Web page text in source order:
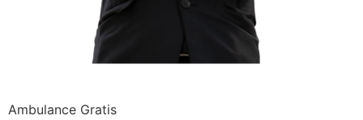
Ambulance Gratis